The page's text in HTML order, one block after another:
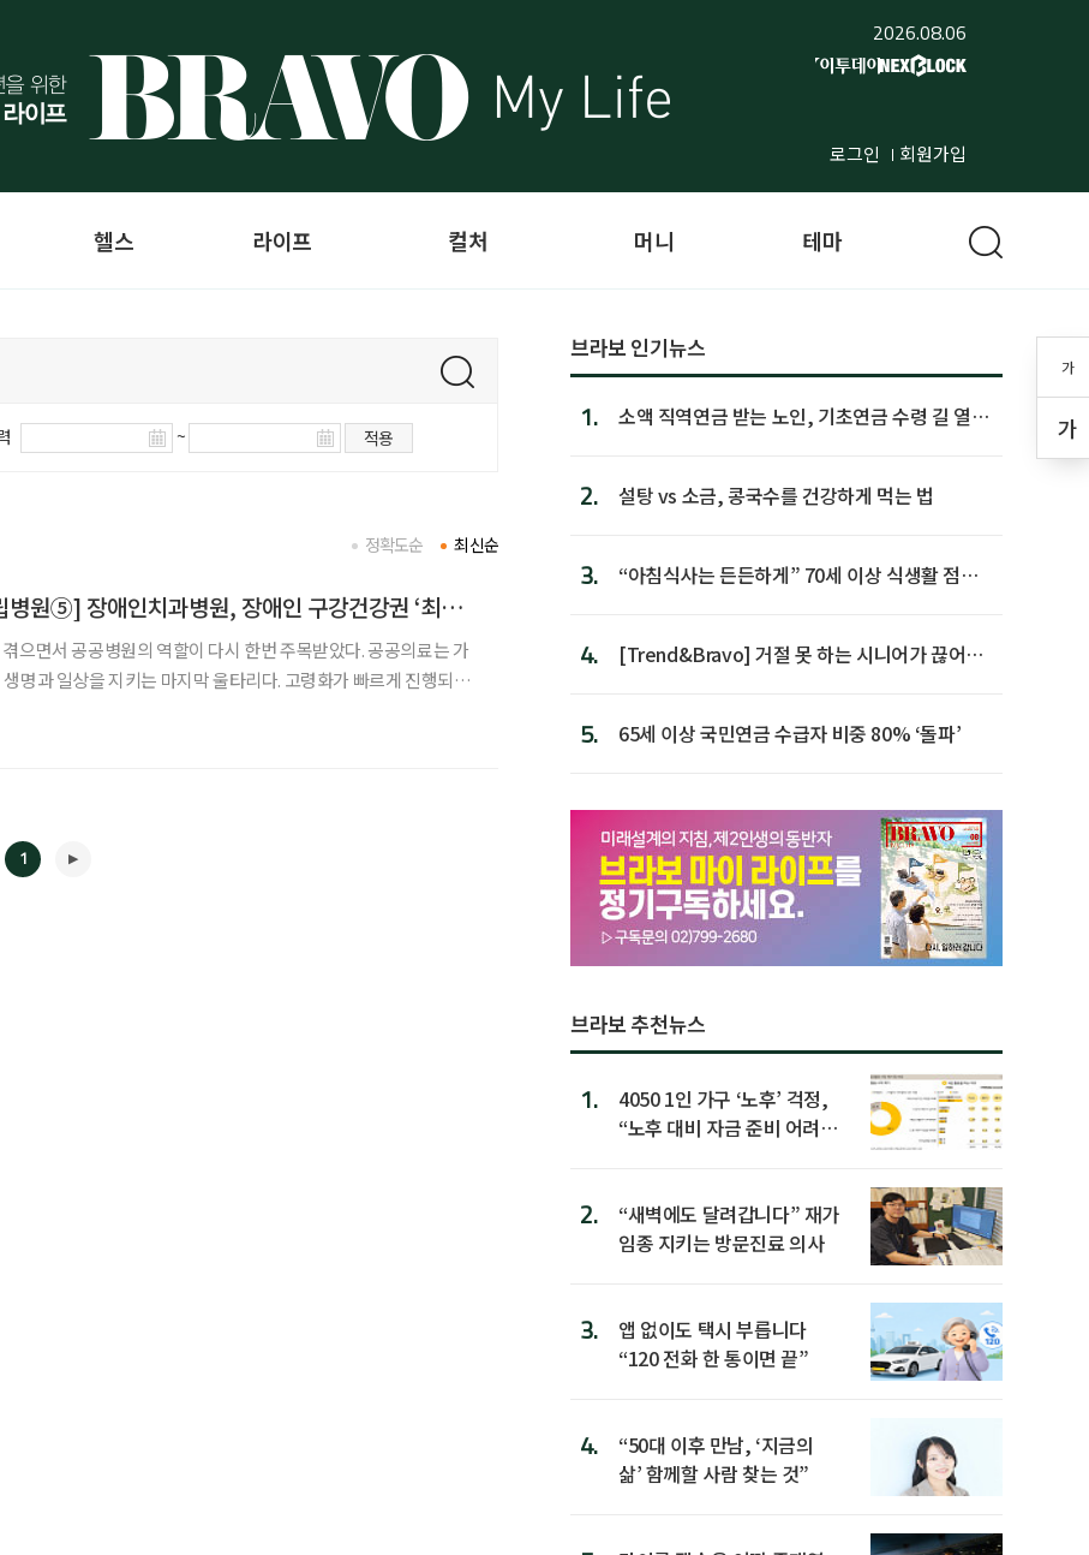
2026.08.06
로그인 회원가입
가
가
헬스 라이프 컬처 머니 테마
~ 적용
최신순
정확도순
[공공의료 심장 시립병원⑤] 장애인치과병원, 장애인 구강건강권 ‘최후의 보루’
으면서 공공병원의 역할이 다시 한번 주목받았다. 공공의료는 가
명과 일상을 지키는 마지막 울타리다. 고령화가 빠르게 진행되는
1
브라보 인기뉴스
1.
소액 직역연금 받는 노인, 기초연금 수령 길 열린
2. 설탕 vs 소금, 콩국수를 건강하게 먹는 법
3.
“아침식사는 든든하게” 70세 이상 식생활 점수
4.
[Trend&Bravo] 거절 못 하는 시니어가 끊어야
5. 65세 이상 국민연금 수급자 비중 80% ‘돌파’
브라보 추천뉴스
1.
4050 1인 가구 ‘노후’ 걱정,
“노후 대비 자금 준비 어려
2.
“새벽에도 달려갑니다” 재가
임종 지키는 방문진료 의사
3.
앱 없이도 택시 부릅니다
“120 전화 한 통이면 끝”
4.
“50대 이후 만남, ‘지금의
삶’ 함께할 사람 찾는 것”